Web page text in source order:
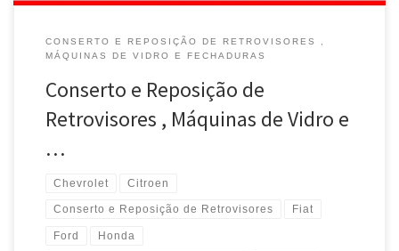
CONSERTO E REPOSIÇÃO DE RETROVISORES ,
MÁQUINAS DE VIDRO E FECHADURAS
Conserto e Reposição de
Retrovisores , Máquinas de Vidro e
…
Chevrolet Citroen
Conserto e Reposição de Retrovisores Fiat
Ford Honda